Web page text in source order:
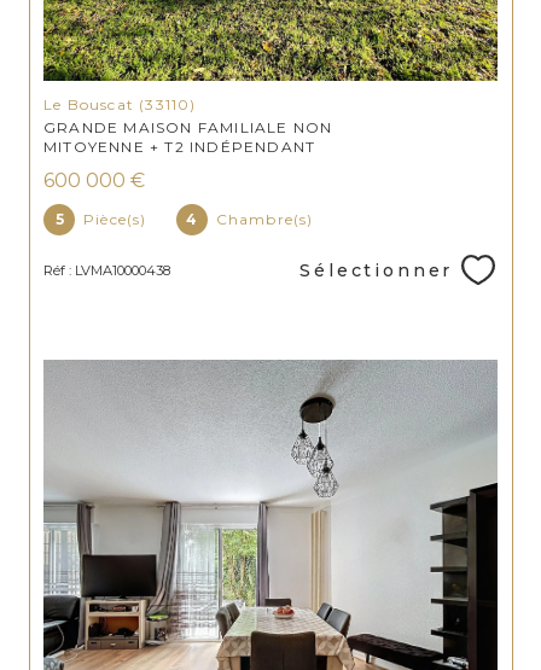
Le Bouscat (33110)
GRANDE MAISON FAMILIALE NON
MITOYENNE + T2 INDÉPENDANT
600 000 €
5 Pièce(s) 4 Chambre(s)
Réf : LVMA10000438 Sélectionner